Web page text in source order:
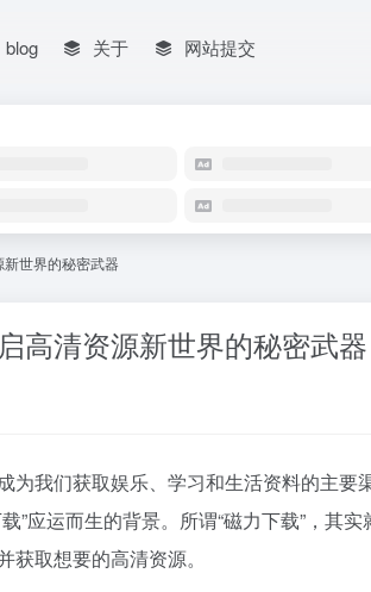
blog 关于 网站提交
世界的秘密武器
清资源新世界的秘密武器
为我们获取娱乐、学习和生活资料的主
”应运而生的背景。所谓“磁力下载”，其
取想要的高清资源。